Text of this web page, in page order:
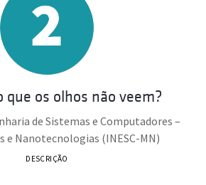
que os olhos não veem?
de Sistemas e Computadores –
e Nanotecnologias (INESC-MN)
DESCRIÇÃO